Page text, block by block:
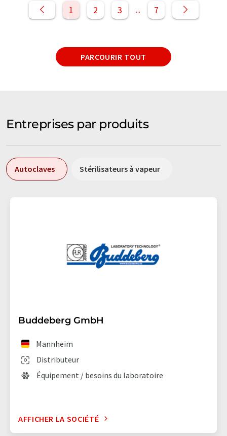
1 2 3 ... 7
PARCOURIR TOUT
Entreprises par produits
Autoclaves Stérilisateurs à vapeur
Buddeberg GmbH
Distributeur
Mannheim
Équipement / besoins du laboratoire
AFFICHER LA SOCIÉTÉ